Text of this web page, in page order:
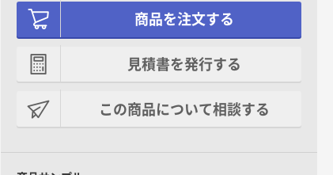
商品を注文する
見積書を発行する
この商品について相談する